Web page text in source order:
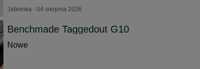
Jabłonka - 04 sierpnia 2026
Benchmade Taggedout G10
Nowe